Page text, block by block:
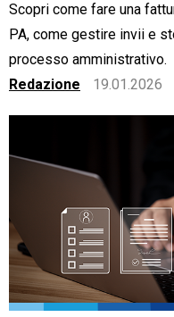
Ecommerce
Email Marketing
Fatturazione
Financial Solutions
HR
TeamSystem
TeamSystem Store
Scopri come fare una
PA, come gestire invii e
processo amministrativo.
Redazione
19.01.2026